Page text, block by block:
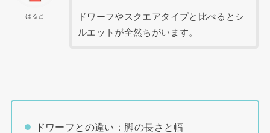
はると
ドワーフやスクエアタイプと比べるとシ
ルエットが全然ちがいます。
ドワーフとの違い：脚の長さと幅